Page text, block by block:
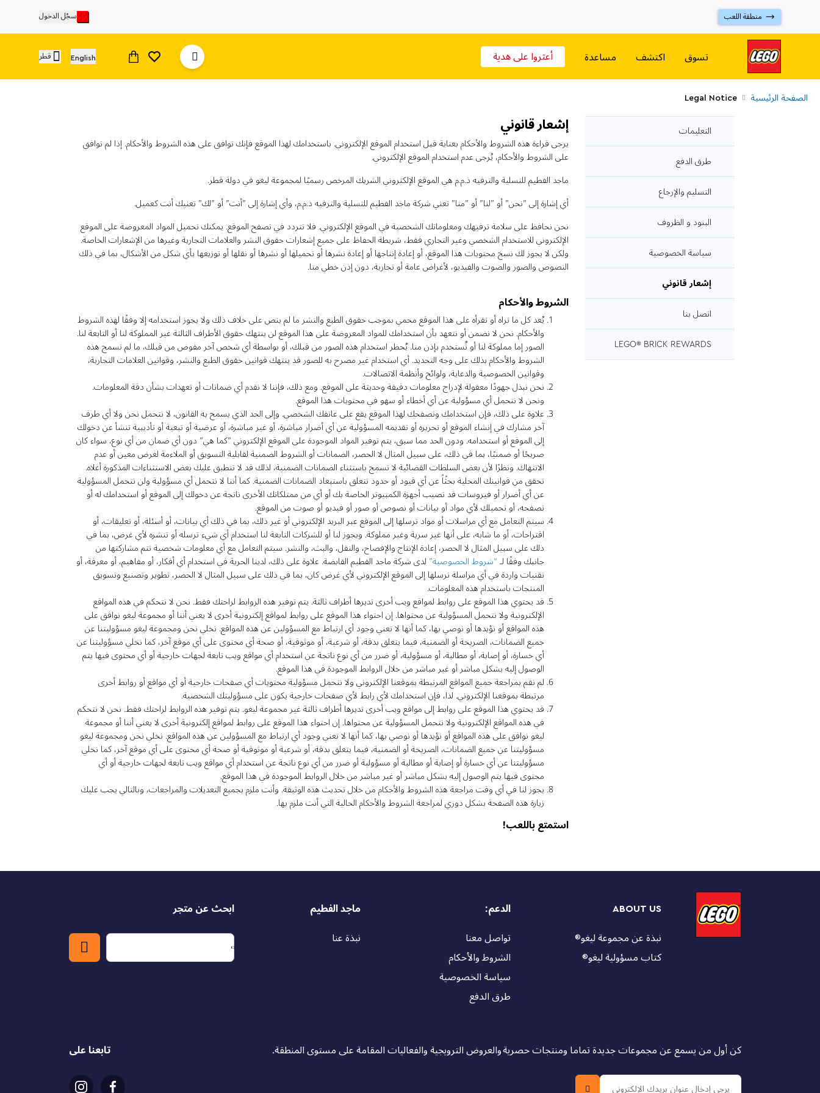
⟶ منطقة اللعب سجّل الدخول
تسوق اكتشف مساعدة أعثروا على هدية English قطر
الصفحة الرئيسية
Legal Notice
التعليمات
طرق الدفع
التسليم والإرجاع
البنود و الظروف
سياسة الخصوصية
إشعار قانوني
اتصل بنا
LEGO® BRICK REWARDS
إشعار قانوني
يرجى قراءة هذه الشروط والأحكام بعناية قبل استخدام الموقع الإلكتروني. باستخدامك لهذا الموقع فإنك توافق على هذه الشروط والأحكام. إذا لم توافق
على الشروط والأحكام، يُرجى عدم استخدام الموقع الإلكتروني.
ماجد الفطيم للتسلية والترفيه ذ.م.م هي الموقع الإلكتروني الشريك المرخص رسميًا لمجموعة ليغو في دولة قطر.
أي إشارة إلى "نحن" أو "لنا" أو "منا" تعني شركة ماجد الفطيم للتسلية والترفيه ذ.م.م، وأي إشارة إلى "أنت" أو "لك" تعنيك أنت كعميل.
نحن نحافظ على سلامة ترفيهك ومعلوماتك الشخصية في الموقع الإلكتروني. فلا تتردد في تصفح الموقع. يمكنك تحميل المواد المعروضة على الموقع
الإلكتروني للاستخدام الشخصي وغير التجاري فقط، شريطة الحفاظ على جميع إشعارات حقوق النشر والعلامات التجارية وغيرها من الإشعارات الخاصة.
ولكن لا يجوز لك نسخ محتويات هذا الموقع، أو إعادة إنتاجها أو إعادة نشرها أو تحميلها أو نشرها أو نقلها أو توزيعها بأي شكل من الأشكال، بما في ذلك
النصوص والصور والصوت والفيديو، لأغراض عامة أو تجارية، دون إذن خطي منا.
الشروط والأحكام
يُعد كل ما تراه أو تقرأه على هذا الموقع محمي بموجب حقوق الطبع والنشر ما لم ينص على خلاف ذلك ولا يجوز استخدامه إلا وفقًا لهذه الشروط
والأحكام. نحن لا نضمن أو نتعهد بأن استخدامك للمواد المعروضة على هذا الموقع لن ينتهك حقوق الأطراف الثالثة غير المملوكة لنا أو التابعة لنا.
الصور إما مملوكة لنا أو تُستخدم بإذن منا. يُحظر استخدام هذه الصور من قبلك، أو بواسطة أي شخص آخر مفوض من قبلك، ما لم تسمح هذه
الشروط والأحكام بذلك على وجه التحديد. أي استخدام غير مصرح به للصور قد ينتهك قوانين حقوق الطبع والنشر، وقوانين العلامات التجارية،
وقوانين الخصوصية والدعاية، ولوائح وأنظمة الاتصالات.
نحن نبذل جهودًا معقولة لإدراج معلومات دقيقة وحديثة على الموقع. ومع ذلك، فإننا لا نقدم أي ضمانات أو تعهدات بشأن دقة المعلومات.
ونحن لا نتحمل أي مسؤولية عن أي أخطاء أو سهو في محتويات هذا الموقع.
علاوة على ذلك، فإن استخدامك وتصفحك لهذا الموقع يقع على عاتقك الشخصي. وإلى الحد الذي يسمح به القانون، لا نتحمل نحن ولا أي طرف
آخر مشارك في إنشاء الموقع أو تحريره أو تقديمه المسؤولية عن أي أضرار مباشرة، أو غير مباشرة، أو عرضية أو تبعية أو تأديبية تنشأ عن دخولك
إلى الموقع أو استخدامه. ودون الحد مما سبق، يتم توفير المواد الموجودة على الموقع الإلكتروني "كما هي" دون أي ضمان من أي نوع، سواء كان
صريحًا أو ضمنيًا، بما في ذلك، على سبيل المثال لا الحصر، الضمانات أو الشروط الضمنية لقابلية التسويق أو الملاءمة لغرض معين أو عدم
الانتهاك. ونظرًا لأن بعض السلطات القضائية لا تسمح باستثناء الضمانات الضمنية، لذلك قد لا تنطبق عليك بعض الاستثناءات المذكورة أعلاه.
تحقق من قوانينك المحلية بحثًاً عن أي قيود أو حدود تتعلق باستبعاد الضمانات الضمنية. كما أننا لا نتحمل أي مسؤولية ولن نتحمل المسؤولية
عن أي أضرار أو فيروسات قد تصيب أجهزة الكمبيوتر الخاصة بك أو أي من ممتلكاتك الأخرى ناتجة عن دخولك إلى الموقع أو استخدامك له أو
تصفحه، أو تحميلك لأي مواد أو بيانات أو نصوص أو صور أو فيديو أو صوت من الموقع.
سيتم التعامل مع أي مراسلات أو مواد ترسلها إلى الموقع عبر البريد الإلكتروني أو غير ذلك، بما في ذلك أي بيانات، أو أسئلة، أو تعليقات، أو
اقتراحات، أو ما شابه، على أنها غير سرية وغير مملوكة. ويجوز لنا أو للشركات التابعة لنا استخدام أي شيء ترسله أو تنشره لأي غرض، بما في
ذلك على سبيل المثال لا الحصر، إعادة الإنتاج والإفصاح، والنقل، والبث، والنشر. سيتم التعامل مع أي معلومات شخصية تتم مشاركتها من
جانبك وفقًا لـ“شروط الخصوصية” لدى شركة ماجد الفطيم القابضة. علاوة على ذلك، لدينا الحرية في استخدام أي أفكار، أو مفاهيم، أو معرفة، أو
تقنيات واردة في أي مراسلة ترسلها إلى الموقع الإلكتروني لأي غرض كان، بما في ذلك على سبيل المثال لا الحصر، تطوير وتصنيع وتسويق
المنتجات باستخدام هذه المعلومات.
قد يحتوي هذا الموقع على روابط لمواقع ويب أخرى تديرها أطراف ثالثة. يتم توفير هذه الروابط لراحتك فقط. نحن لا نتحكم في هذه المواقع
الإلكترونية ولا نتحمل المسؤولية عن محتواها. إن احتواء هذا الموقع على روابط لمواقع إلكترونية أخرى لا يعني أننا أو مجموعة ليغو نوافق على
هذه المواقع أو نؤيدها أو نوصي بها، كما أنها لا تعني وجود أي ارتباط مع المسؤولين عن هذه المواقع. نخلي نحن ومجموعة ليغو مسؤوليتنا عن
جميع الضمانات، الصريحة أو الضمنية، فيما يتعلق بدقة، أو شرعية، أو موثوقية، أو صحة أي محتوى على أي موقع آخر، كما نخلي مسؤوليتنا عن
أي خسارة، أو إصابة، أو مطالبة، أو مسؤولية، أو ضرر من أي نوع ناتجة عن استخدام أي مواقع ويب تابعة لجهات خارجية أو أي محتوى فيها يتم
الوصول إليه بشكل مباشر أو غير مباشر من خلال الروابط الموجودة في هذا الموقع.
لم نقم بمراجعة جميع المواقع المرتبطة بموقعنا الإلكتروني ولا نتحمل مسؤولية محتويات أي صفحات خارجية أو أي مواقع أو روابط أخرى
مرتبطة بموقعنا الإلكتروني. لذا، فإن استخدامك لأي رابط لأي صفحات خارجية يكون على مسؤوليتك الشخصية.
قد يحتوي هذا الموقع على روابط إلى مواقع ويب أخرى تديرها أطراف ثالثة غير مجموعة ليغو. يتم توفير هذه الروابط لراحتك فقط. نحن لا نتحكم
في هذه المواقع الإلكترونية ولا نتحمل المسؤولية عن محتواها. إن احتواء هذا الموقع على روابط لمواقع إلكترونية أخرى لا يعني أننا أو مجموعة
ليغو نوافق على هذه المواقع أو نؤيدها أو نوصي بها، كما أنها لا تعني وجود أي ارتباط مع المسؤولين عن هذه المواقع. نخلي نحن ومجموعة ليغو
مسؤوليتنا عن جميع الضمانات، الصريحة أو الضمنية، فيما يتعلق بدقة، أو شرعية أو موثوقية أو صحة أي محتوى على أي موقع آخر، كما نخلي
مسؤوليتنا عن أي خسارة أو إصابة أو مطالبة أو مسؤولية أو ضرر من أي نوع ناتجة عن استخدام أي مواقع ويب تابعة لجهات خارجية أو أي
محتوى فيها يتم الوصول إليه بشكل مباشر أو غير مباشر من خلال الروابط الموجودة في هذا الموقع.
يجوز لنا في أي وقت مراجعة هذه الشروط والأحكام من خلال تحديث هذه الوثيقة. وأنت ملزم بجميع التعديلات والمراجعات، وبالتالي يجب عليك
زيارة هذه الصفحة بشكل دوري لمراجعة الشروط والأحكام الحالية التي أنت ملزم بها.
استمتع باللعب!
ABOUT US
نبذة عن مجموعة ليغو®
كتاب مسؤولية ليغو®
الدعم:
تواصل معنا
الشروط والأحكام
سياسة الخصوصية
طرق الدفع
ماجد الفطيم
نبذة عنا
ابحث عن متجر
كن أول من يسمع عن مجموعات جديدة تماما ومنتجات حصرية والعروض الترويجية والفعاليات المقامة على مستوى المنطقة. تابعنا على